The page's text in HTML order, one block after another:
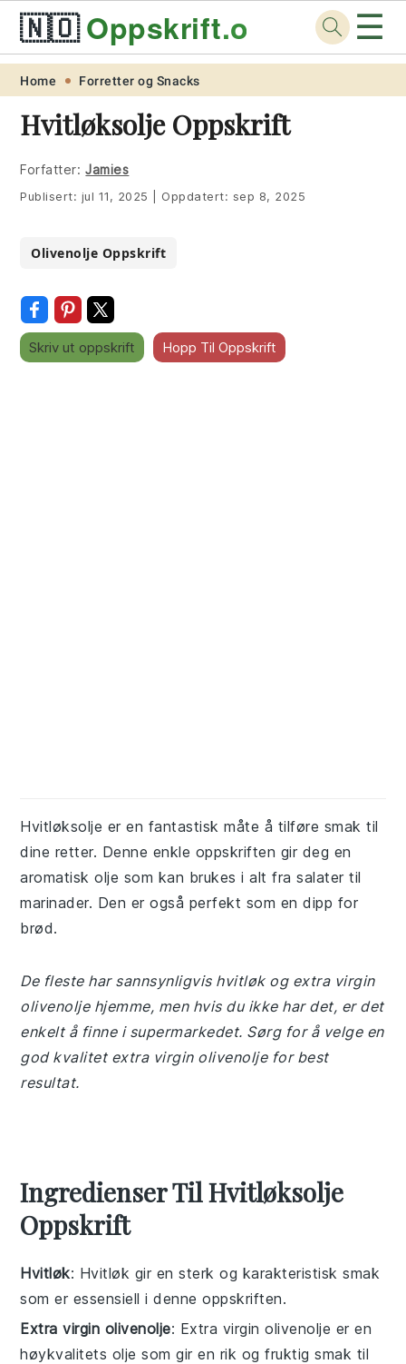
Skip
primary
navigation
Skip
main
content
Skip
primary
sidebar
Skip
footer
🇳🇴Oppskrift.org ☰
Home Forretter og Snacks
Hvitløksolje Oppskrift
Forfatter: Jamies
Publisert: jul 11, 2025 Oppdatert: sep 8, 2025
Olivenolje Oppskrift
Skriv ut oppskrift Hopp Til Oppskrift
Hvitløksolje er en fantastisk måte å tilføre smak til
dine retter. Denne enkle oppskriften gir deg en
aromatisk olje som kan brukes i alt fra salater til
marinader. Den er også perfekt som en dipp for
brød.
De fleste har sannsynligvis hvitløk og extra virgin
olivenolje hjemme, men hvis du ikke har det, er det
enkelt å finne i supermarkedet. Sørg for å velge en
god kvalitet extra virgin olivenolje for best
resultat.
Ingredienser Til Hvitløksolje
Oppskrift
Hvitløk: Hvitløk gir en sterk og karakteristisk smak
som er essensiell i denne oppskriften.
Extra virgin olivenolje: Extra virgin olivenolje er en
høykvalitets olje som gir en rik og fruktig smak til